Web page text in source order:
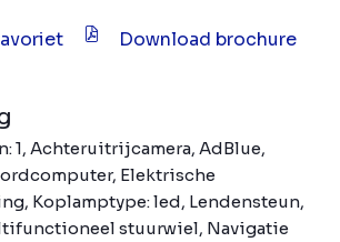
Download brochure
1, Achteruitrijcamera, AdBlue,
Elektrische
Koplamptype: led, Lendensteun,
stuurwiel, Navigatie